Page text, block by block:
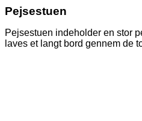
Pejsestuen
Pejsestuen indeholder en stor
laves et langt bord gennem de